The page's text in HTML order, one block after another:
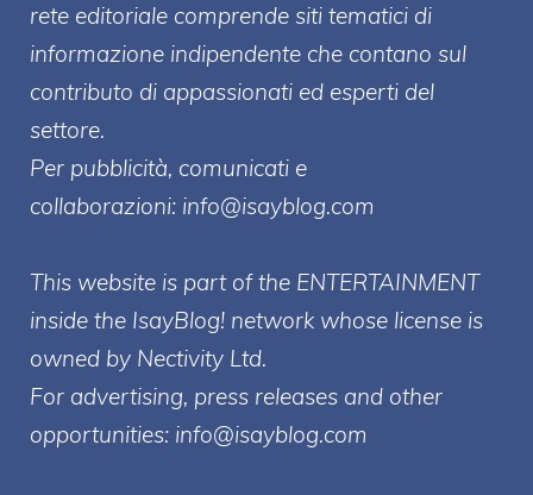
rete editoriale comprende siti tematici di
informazione indipendente che contano sul
contributo di appassionati ed esperti del
settore.
Per pubblicità, comunicati e
collaborazioni: info@isayblog.com
This website is part of the ENTERTAINMENT
inside the IsayBlog! network whose license is
owned by Nectivity Ltd.
For advertising, press releases and other
opportunities: info@isayblog.com